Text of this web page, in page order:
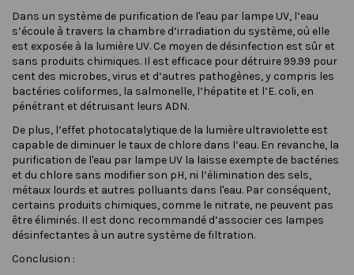
Dans un système de purification de l'eau par lampe UV, l’eau
s’écoule à travers la chambre d’irradiation du système, où elle
est exposée à la lumière UV. Ce moyen de désinfection est sûr et
sans produits chimiques. Il est efficace pour détruire 99.99 pour
cent des microbes, virus et d’autres pathogènes, y compris les
bactéries coliformes, la salmonelle, l’hépatite et l’E. coli, en
pénétrant et détruisant leurs ADN.
De plus, l’effet photocatalytique de la lumière ultraviolette est
capable de diminuer le taux de chlore dans l’eau. En revanche, la
purification de l'eau par lampe UV la laisse exempte de bactéries
et du chlore sans modifier son pH, ni l’élimination des sels,
métaux lourds et autres polluants dans l'eau. Par conséquent,
certains produits chimiques, comme le nitrate, ne peuvent pas
être éliminés. Il est donc recommandé d’associer ces lampes
désinfectantes à un autre système de filtration.
Conclusion :